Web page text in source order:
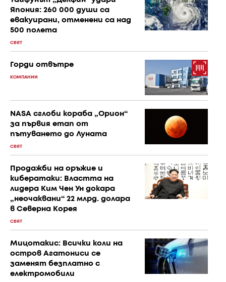
Япония: 260 000 души са
евакуирани, отменени са над
500 полета
СВЯТ
Горди отвътре
КОМПАНИИ
NASA сглоби кораба „Орион“
за първия етап от
пътуването до Луната
СВЯТ
Продажби на оръжие и
кибератаки: Властта на
лидера Ким Чен Ун докара
„неочаквани“ 22 млрд. долара
в Северна Корея
СВЯТ
Мицотакис: Всички коли на
остров Агатониси се
заменят безплатно с
електромобили